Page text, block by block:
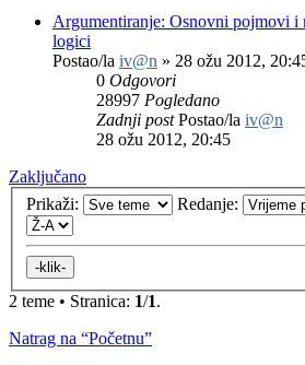
Argumentiranje: Osnovni pojmovi i
logici
Postao/la iv@n » 28 ožu 2012,
0 Odgovori
28997 Pogledano
Zadnji postPostao/la iv@n
28 ožu 2012, 20:45
Zaključano
Prikaži:
Redanje:
2 teme • Stranica: 1/1.
Natrag na “Početnu”